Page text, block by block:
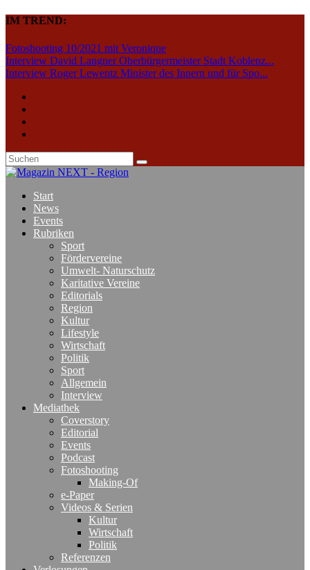
IM TREND:
Fotoshooting 10/2021 mit Veronique
Interview David Langner Oberbürgermeister Stadt Koblenz...
Interview Roger Lewentz Minister des Innern und für Spo...
Start
News
Events
Rubriken
Sport
Fördervereine
Umwelt- Naturschutz
Karitative Vereine
Editorials
Region
Kultur
Lifestyle
Wirtschaft
Politik
Sport
Allgemein
Interview
Mediathek
Coverstory
Editorial
Events
Podcast
Fotoshooting
Making-Of
e-Paper
Videos & Serien
Kultur
Wirtschaft
Politik
Referenzen